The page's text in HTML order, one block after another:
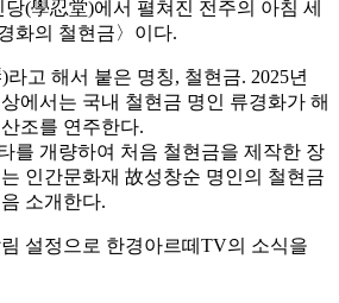
(學忍堂)에서 펼쳐진 전주의 아침 세
화의 철현금〉이다.
고 해서 붙은 명칭, 철현금. 2025년
에서는 국내 철현금 명인 류경화가 해
조를 연주한다.
를 개량하여 처음 철현금을 제작한 장
인간문화재 故성창순 명인의 철현금
소개한다.
설정으로 한경아르떼TV의 소식을